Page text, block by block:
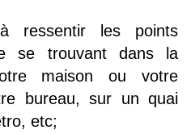
ressentir les points
se trouvant dans la
maison ou votre
bureau, sur un quai
etc;